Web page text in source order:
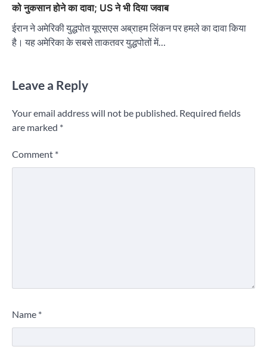
को नुकसान होने का दावा; US ने भी दिया जवाब
ईरान ने अमेरिकी युद्धपोत यूएसएस अब्राहम लिंकन पर हमले का दावा किया
है। यह अमेरिका के सबसे ताकतवर युद्धपोतों में…
Leave a Reply
Your email address will not be published. Required fields
are marked *
Comment *
Name *